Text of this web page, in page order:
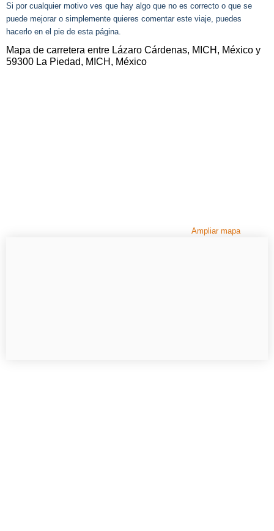
Si por cualquier motivo ves que hay algo que no es correcto o que se
puede mejorar o simplemente quieres comentar este viaje, puedes
hacerlo en el pie de esta página.
Mapa de carretera entre Lázaro Cárdenas, MICH, México y
59300 La Piedad, MICH, México
Ampliar mapa